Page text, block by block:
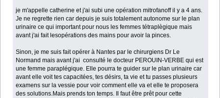
je m'appelle catherine et j'ai subi une opération mitrofanoff il y a 4 ans.
Je ne regrette rien car depuis je suis totalement autonome sur le plan
urinaire ce qui important pour nous les femmes tétraplègique mais
avant j'ai fait lesopérations des mains pour avoir la pinces.
Sinon, je me suis fait opérer à Nantes par le chirurgiens Dr Le
Normand mais avant j'ai consulté le docteur PEROUIN-VERBE qui est
une femme paraplégique. Elle pourra te guider sur le plan urinaire car
avant elle voit tes capacitées, tes désirs, ta vie et tu passes plusieurs
examens sur la vessie pour voir comment elle va et elle te proposera
des solutions.Mais prends ton temps. Il faut être prêt pour cette